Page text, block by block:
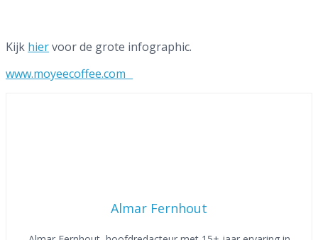
Kijk hiervoor de grote infographic.
www.moyeecoffee.com
Almar Fernhout